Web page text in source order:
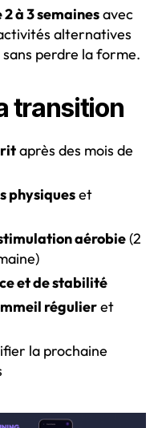
2 à 3 semainesavec
alternatives
perdre la forme.
transition
après des mois de
physiqueset
aérobie(2
et de stabilité
régulieret
la prochaine